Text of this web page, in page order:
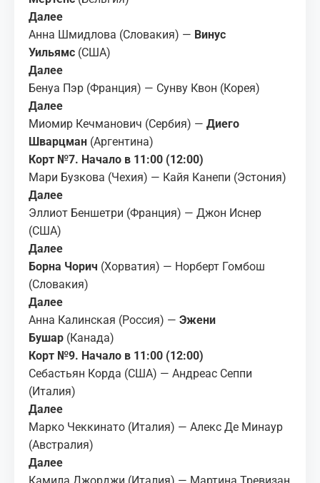
Далее
Анна Шмидлова (Словакия) — Винус
Уильямс (США)
Далее
Бенуа Пэр (Франция) — Сунву Квон (Корея)
Далее
Миомир Кечманович (Сербия) — Диего
Шварцман (Аргентина)
Корт №7. Начало в 11:00 (12:00)
Мари Бузкова (Чехия) — Кайя Канепи (Эстония)
Далее
Эллиот Беншетри (Франция) — Джон Иснер
(США)
Далее
Борна Чорич (Хорватия) — Норберт Гомбош
(Словакия)
Далее
Анна Калинская (Россия) — Эжени
Бушар (Канада)
Корт №9. Начало в 11:00 (12:00)
Себастьян Корда (США) — Андреас Сеппи
(Италия)
Далее
Марко Чеккинато (Италия) — Алекс Де Минаур
(Австралия)
Далее